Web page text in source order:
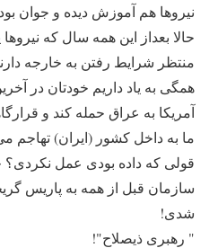
نیروها هم آموزش دیده و جوان
حالا بعداز این همه سال که
منتظر شرایط رفتن به خارجه
همگی به یاد داریم خودتان در
آمریکا به عراق حمله کند و
ما به داخل کشور (ایران) تهاجم
قولی که داده بودی عمل نکردی؟
سازمان قبل از همه به پاریس
شدی!
" رهبری ذیصلاح"!